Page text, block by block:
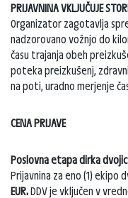
PRIJAVNINA VKLJUČUJE
Organizator zagotavlja
nadzorovano vožnjo do
času trajanja obeh
poteka preizkušenj,
na poti, uradno merjenje
CENA PRIJAVE
Poslovna etapa dirka dvojic
Prijavnina za eno (1) ekipo
EUR.DDV je vključen v